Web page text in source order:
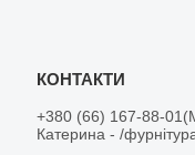
+380 (66) 167-88-01
Катерина - /